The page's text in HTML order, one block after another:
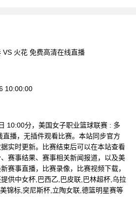
VS 火花 免费高清在线直播
10:00:00
10:00分，美国女子职业篮球联赛 : 多
直播，无插件观看比赛。本站同步官方
实时更新。比赛结束后可以在本站查看
赛事结果、赛事相关新闻报道，以及美
赛事直播，比赛录像，比赛视频下载，
供中女杯,巴西乙,巴皮联,巴林超杯,乌拉
锦标,突尼斯杯,立陶女联,德篮明星赛等